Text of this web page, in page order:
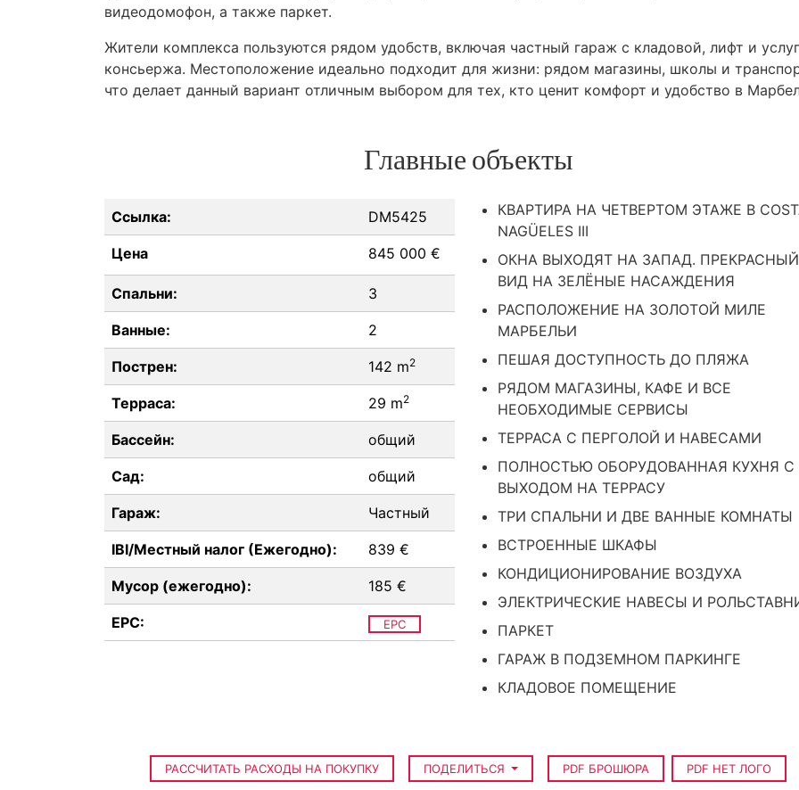
видеодомофон, а также паркет.
Жители комплекса пользуются рядом удобств, включая частный гараж с кладовой, лифт и
консьержа. Местоположение идеально подходит для жизни: рядом магазины, школы и
что делает данный вариант отличным выбором для тех, кто ценит комфорт и удобство в
Главные объекты
Ссылка: DM5425
Цена 845 000 €
Спальни: 3
Ванные: 2
Пострен: 142 m2
Терраса: 29 m2
Бассейн: общий
Сад: общий
Гараж: Частный
IBI/Местный налог (Ежегодно): 839 €
Мусор (ежегодно): 185 €
EPC: EPC
КВАРТИРА НА ЧЕТВЕРТОМ ЭТАЖЕ В
NAGÜELES III
ОКНА ВЫХОДЯТ НА ЗАПАД. ПРЕКРАСНЫЙ
ВИД НА ЗЕЛЁНЫЕ НАСАЖДЕНИЯ
РАСПОЛОЖЕНИЕ НА ЗОЛОТОЙ МИЛЕ
МАРБЕЛЬИ
ПЕШАЯ ДОСТУПНОСТЬ ДО ПЛЯЖА
РЯДОМ МАГАЗИНЫ, КАФЕ И ВСЕ
НЕОБХОДИМЫЕ СЕРВИСЫ
ТЕРРАСА С ПЕРГОЛОЙ И НАВЕСАМИ
ПОЛНОСТЬЮ ОБОРУДОВАННАЯ КУХНЯ С
ВЫХОДОМ НА ТЕРРАСУ
ТРИ СПАЛЬНИ И ДВЕ ВАННЫЕ КОМНАТЫ
ВСТРОЕННЫЕ ШКАФЫ
КОНДИЦИОНИРОВАНИЕ ВОЗДУХА
ЭЛЕКТРИЧЕСКИЕ НАВЕСЫ И
ПАРКЕТ
ГАРАЖ В ПОДЗЕМНОМ ПАРКИНГЕ
КЛАДОВОЕ ПОМЕЩЕНИЕ
РАССЧИТАТЬ РАСХОДЫ НА ПОКУПКУ ПОДЕЛИТЬСЯ PDF БРОШЮРА PDF НЕТ ЛОГО